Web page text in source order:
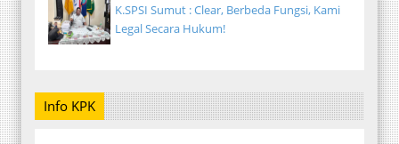
K.SPSI Sumut : Clear, Berbeda Fungsi, Kami
Legal Secara Hukum!
Info KPK